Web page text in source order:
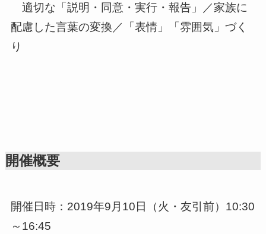
適切な「説明・同意・実行・報告」／家族に
配慮した言葉の変換／「表情」「雰囲気」づく
り
開催概要
開催日時：2019年9月10日（火・友引前）10:30
～16:45